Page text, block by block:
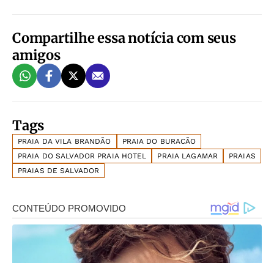
Compartilhe essa notícia com seus
amigos
Tags
PRAIA DA VILA BRANDÃO
PRAIA DO BURACÃO
PRAIA DO SALVADOR PRAIA HOTEL
PRAIA LAGAMAR
PRAIAS
PRAIAS DE SALVADOR